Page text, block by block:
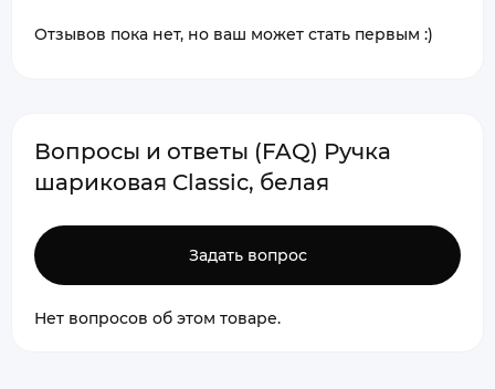
Отзывов пока нет, но ваш может стать первым :)
Вопросы и ответы (FAQ) Ручка
шариковая Classic, белая
Задать вопрос
Нет вопросов об этом товаре.